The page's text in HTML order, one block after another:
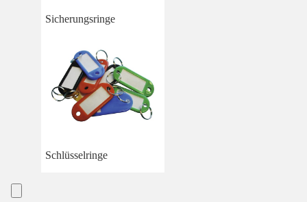
Sicherungsringe
Schlüsselringe